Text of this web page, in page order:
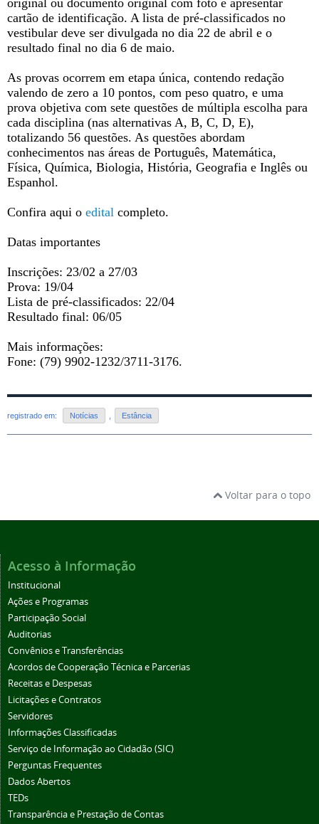
original ou documento original com foto e apresentar
cartão de identificação. A lista de pré-classificados no
vestibular deve ser divulgada no dia 22 de abril e o
resultado final no dia 6 de maio.
As provas ocorrem em etapa única, contendo redação
valendo de zero a 10 pontos, com peso quatro, e uma
prova objetiva com sete questões de múltipla escolha para
cada disciplina (nas alternativas A, B, C, D, E),
totalizando 56 questões. As questões abordam
conhecimentos nas áreas de Português, Matemática,
Física, Química, Biologia, História, Geografia e Inglês ou
Espanhol.
Confira aqui o edital completo.
Datas importantes
Inscrições: 23/02 a 27/03
Prova: 19/04
Lista de pré-classificados: 22/04
Resultado final: 06/05
Mais informações:
Fone: (79) 9902-1232/3711-3176.
registrado em: Notícias Estância
Voltar para o topo
Acesso à Informação
Institucional
Ações e Programas
Participação Social
Auditorias
Convênios e Transferências
Acordos de Cooperação Técnica e Parcerias
Receitas e Despesas
Licitações e Contratos
Servidores
Informações Classificadas
Serviço de Informação ao Cidadão (SIC)
Perguntas Frequentes
Dados Abertos
TEDs
Transparência e Prestação de Contas